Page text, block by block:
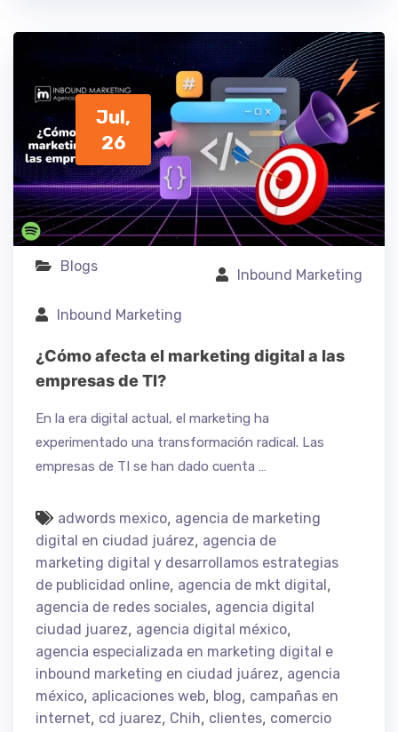
Jul,
26
Blogs
Inbound Marketing
Inbound Marketing
¿Cómo afecta el marketing digital a las
empresas de TI?
En la era digital actual, el marketing ha
experimentado una transformación radical. Las
empresas de TI se han dado cuenta …
adwords mexico, agencia de marketing
digital en ciudad juárez, agencia de
marketing digital y desarrollamos estrategias
de publicidad online, agencia de mkt digital ,
agencia de redes sociales, agencia digital
ciudad juarez, agencia digital méxico,
agencia especializada en marketing digital e
inbound marketing en ciudad juárez, agencia
méxico, aplicaciones web, blog, campañas en
internet, cd juarez, Chih, clientes, comercio